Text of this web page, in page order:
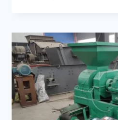
CHARBON
POUR
CHICHA
EXPORTÉE
EN
AFRIQUE
DU
SUD
POUR